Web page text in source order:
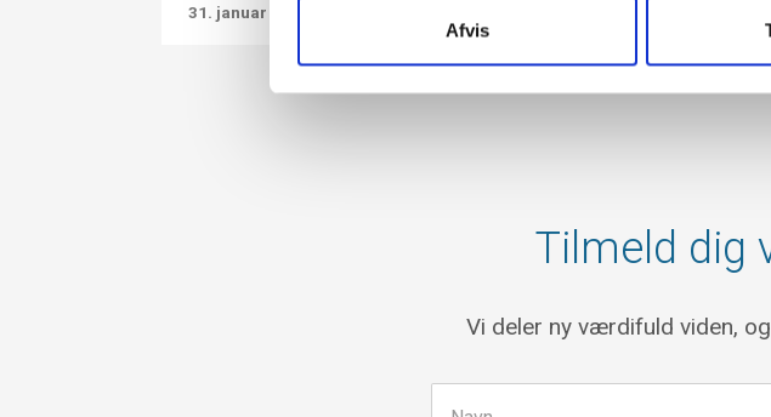
Afvis
31. januar 2022
Tilmeld dig
Vi deler ny værdifuld viden,